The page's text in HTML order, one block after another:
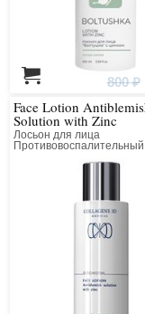
800 ₽
Face Lotion
Solution with Zinc
Лосьон для лица